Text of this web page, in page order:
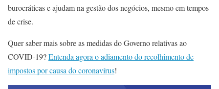
burocráticas e ajudam na gestão dos negócios, mesmo em tempos
de crise.
Quer saber mais sobre as medidas do Governo relativas ao
COVID-19?Entenda agora o adiamento do recolhimento de
impostos por causa do coronavírus!